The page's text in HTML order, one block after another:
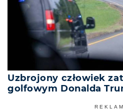
Uzbrojony człowiek
golfowym Donalda